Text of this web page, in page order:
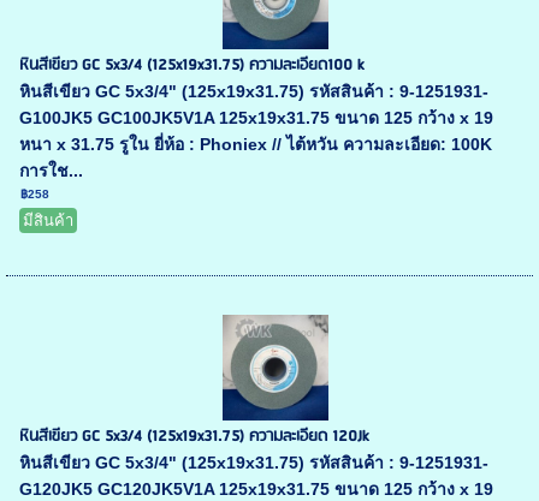
หินสีเขียว GC 5x3/4 (125x19x31.75) ความละเอียด100 k
หินสีเขียว GC 5x3/4" (125x19x31.75) รหัสสินค้า : 9-1251931-
G100JK5 GC100JK5V1A 125x19x31.75 ขนาด 125 กว้าง x 19
หนา x 31.75 รูใน ยี่ห้อ : Phoniex // ไต้หวัน ความละเอียด: 100K
การใช...
฿258
มีสินค้า
หินสีเขียว GC 5x3/4 (125x19x31.75) ความละเอียด 120Jk
หินสีเขียว GC 5x3/4" (125x19x31.75) รหัสสินค้า : 9-1251931-
G120JK5 GC120JK5V1A 125x19x31.75 ขนาด 125 กว้าง x 19